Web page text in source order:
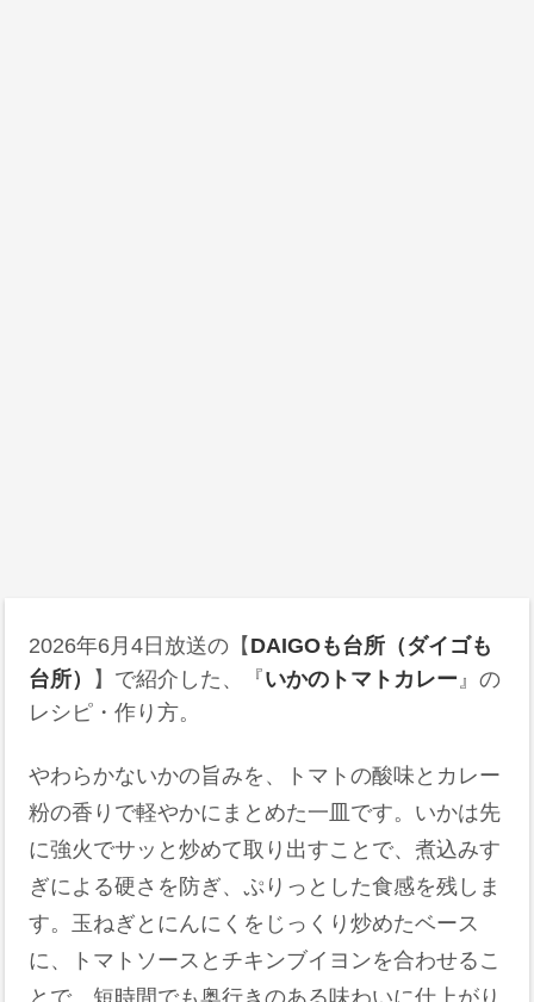
2026年6月4日 放送の【 DAIGOも台所（ダイゴも
台所）
】で紹介した、『いかのトマトカレー』の
レシピ・作り方。
やわらかないかの旨みを、トマトの酸味とカレー
粉の香りで軽やかにまとめた一皿です。いかは先
に強火でサッと炒めて取り出すことで、煮込みす
ぎによる硬さを防ぎ、ぷりっとした食感を残しま
す。玉ねぎとにんにくをじっくり炒めたベース
に、トマトソースとチキンブイヨンを合わせるこ